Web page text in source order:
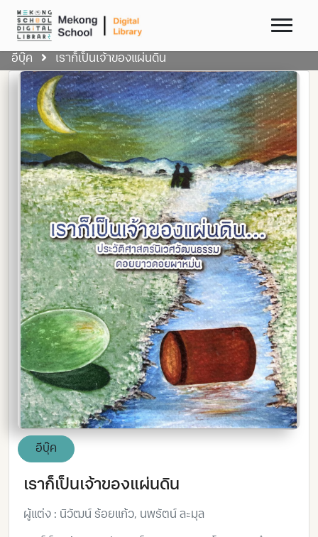
อีบุ๊ค เราก็เป็นเจ้าของแผ่นดิน
อีบุ๊ค
เราก็เป็นเจ้าของแผ่นดิน
ผู้แต่ง : นิวัฒน์ ร้อยแก้ว, นพรัตน์ ละมุล